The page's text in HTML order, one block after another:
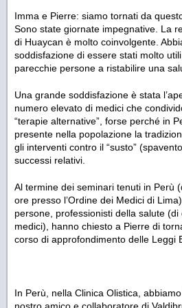
Imma e Pierre: siamo tornati da
Sono state giornate impegnative. La
di Huaycan è molto coinvolgente.
soddisfazione di essere stati molto
parecchie persone a ristabilire una
Una grande soddisfazione è stata
numero elevato di medici che
“terapie alternative”, forse perché in
presente nella popolazione la
gli interventi contro il “susto”
successi relativi.
Al termine dei seminari tenuti in Perù
ore presso l’Ordine dei Medici di
persone, professionisti della salute
medici), hanno chiesto a Pierre di
corso di approfondimento delle Leggi
In Perù, nella Clinica Olistica,